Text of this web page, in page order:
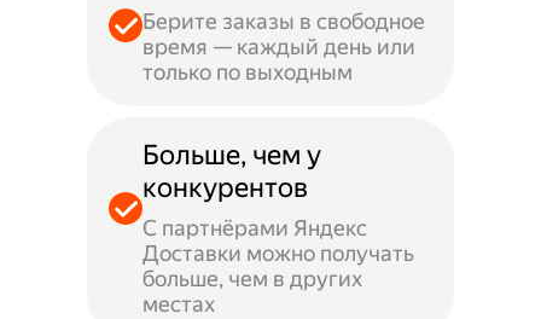
Берите заказы в свободное
время — каждый день или
только по выходным
Больше, чем у
конкурентов
С партнёрами Яндекс
Доставки можно получать
больше, чем в других
местах